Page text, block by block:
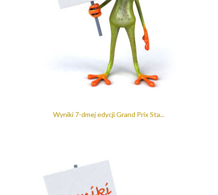
Wyniki 7-dmej edycji Grand Prix Sta...